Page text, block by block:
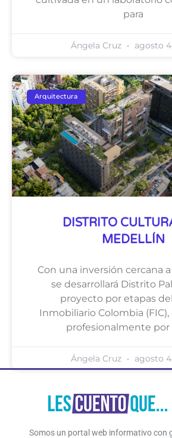
para
Ángela Cruz agosto
Arquitectura
DISTRITO
MEDELLÍN
Con una inversión cercana a
se desarrollará Distrito
proyecto por etapas
Inmobiliario Colombia
profesionalmente por
Ángela Cruz agosto
Somos un portal web informativo con